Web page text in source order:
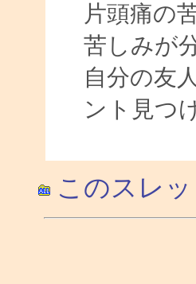
片頭痛の
苦しみが
自分の友
ント見つ
このスレ